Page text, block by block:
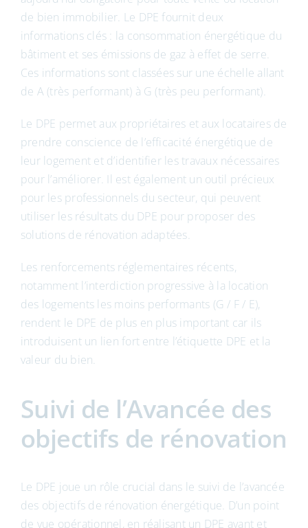
de bien immobilier. Le DPE fournit deux
informations clés : la consommation énergétique du
bâtiment et ses émissions de gaz à effet de serre.
Ces informations sont classées sur une échelle allant
de A (très performant) à G (très peu performant).
Le DPE permet aux propriétaires et aux locataires de
prendre conscience de l’efficacité énergétique de
leur logement et d’identifier les travaux nécessaires
pour l’améliorer. Il est également un outil précieux
pour les professionnels du secteur, qui peuvent
utiliser les résultats du DPE pour proposer des
solutions de rénovation adaptées.
Les renforcements réglementaires récents,
notamment l’interdiction progressive à la location
des logements les moins performants (G / F / E),
rendent le DPE de plus en plus important car ils
introduisent un lien fort entre l’étiquette DPE et la
valeur du bien.
Suivi de l’Avancée des
objectifs de rénovation
Le DPE joue un rôle crucial dans le suivi de l’avancée
des objectifs de rénovation énergétique. D’un point
de vue opérationnel, en réalisant un DPE avant et